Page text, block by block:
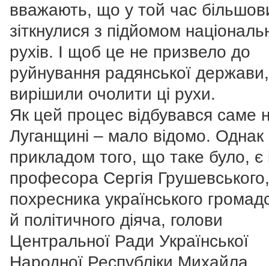
вважають, що у той час
зіткнулися з підйомом
рухів. І щоб це не призвело до
руйнування радянської
вирішили очолити ці рухи.
Як цей процес відбувався саме
Луганщині – мало відомо. Однак
прикладом того, що таке було, є
професора Сергія Грушевського,
похресника українського
й політичного діяча, голови
Центральної Ради Української